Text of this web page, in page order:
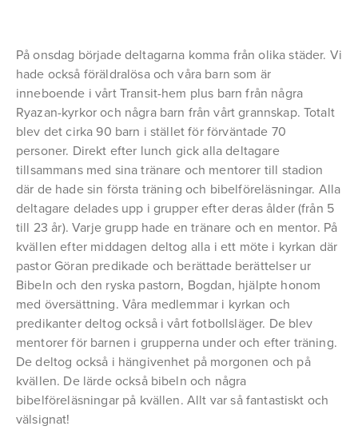
På onsdag började deltagarna komma från olika städer. Vi
hade också föräldralösa och våra barn som är
inneboende i vårt Transit-hem plus barn från några
Ryazan-kyrkor och några barn från vårt grannskap. Totalt
blev det cirka 90 barn i stället för förväntade 70
personer. Direkt efter lunch gick alla deltagare
tillsammans med sina tränare och mentorer till stadion
där de hade sin första träning och bibelföreläsningar. Alla
deltagare delades upp i grupper efter deras ålder (från 5
till 23 år). Varje grupp hade en tränare och en mentor. På
kvällen efter middagen deltog alla i ett möte i kyrkan där
pastor Göran predikade och berättade berättelser ur
Bibeln och den ryska pastorn, Bogdan, hjälpte honom
med översättning. Våra medlemmar i kyrkan och
predikanter deltog också i vårt fotbollsläger. De blev
mentorer för barnen i grupperna under och efter träning.
De deltog också i hängivenhet på morgonen och på
kvällen. De lärde också bibeln och några
bibelföreläsningar på kvällen. Allt var så fantastiskt och
välsignat!